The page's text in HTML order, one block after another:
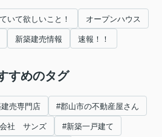
いて欲しいこと！ オープンハウス
新築建売情報 速報！！
すめのタグ
売専門店 #郡山市の不動産屋さん
社 サンズ #新築一戸建て